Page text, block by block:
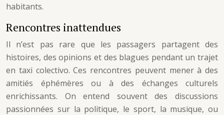
habitants.
Rencontres inattendues
Il n’est pas rare que les passagers partagent des
histoires, des opinions et des blagues pendant un trajet
en taxi colectivo. Ces rencontres peuvent mener à des
amitiés éphémères ou à des échanges culturels
enrichissants. On entend souvent des discussions
passionnées sur la politique, le sport, la musique, ou